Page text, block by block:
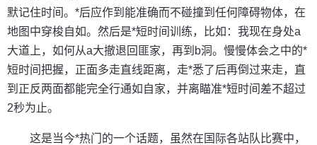
默记住时间。*后应作到能准确而不碰撞到任何障碍物体，在
地图中穿梭自如。然后是*短时间训练，比如：我现在身处a
大道上，如何从a大撤退回匪家，再到b洞。慢慢体会之中的*
短时间把握，正面多走直线距离，走*悉了后再倒过来走，直
到正反两面都能完全行通如自家，并离瞄准*短时间差不超过
2秒为止。
这是当今*热门的一个话题，虽然在国际各站队比赛中，